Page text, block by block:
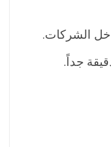
الشركات.